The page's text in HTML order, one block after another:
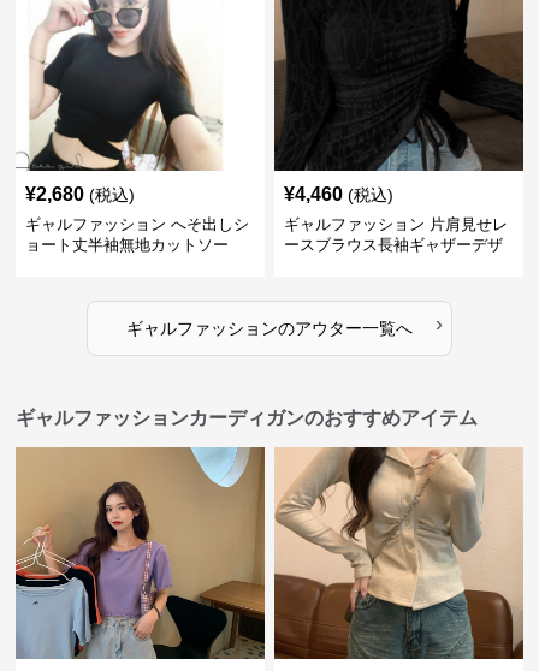
¥2,680 (税込)
ギャルファッション へそ出しシ
ョート丈半袖無地カットソー
¥4,460 (税込)
ギャルファッション 片肩見せレ
ースブラウス長袖ギャザーデザ
ギャルファッションのアウター一覧へ ›
ギャルファッションカーディガンのおすすめアイテム